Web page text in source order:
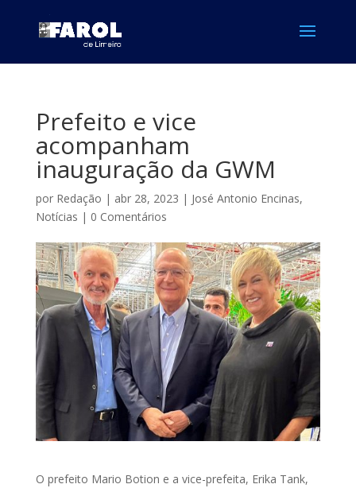
Prefeito e vice
acompanham
inauguração da GWM
por Redação | abr 28, 2023 | José Antonio Encinas,
Notícias | 0 Comentários
O prefeito Mario Botion e a vice-prefeita, Erika Tank,